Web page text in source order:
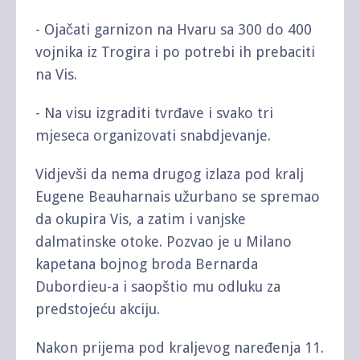
- Ojačati garnizon na Hvaru sa 300 do 400
vojnika iz Trogira i po potrebi ih prebaciti
na Vis.
- Na visu izgraditi tvrđave i svako tri
mjeseca organizovati snabdjevanje.
Vidjevši da nema drugog izlaza pod kralj
Eugene Beauharnais užurbano se spremao
da okupira Vis, a zatim i vanjske
dalmatinske otoke. Pozvao je u Milano
kapetana bojnog broda Bernarda
Dubordieu-a i saopštio mu odluku za
predstojeću akciju.
Nakon prijema pod kraljevog naređenja 11.